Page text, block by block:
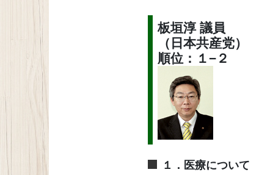
板垣淳 議員
（日本共産党）
順位：１−２
１．医療について